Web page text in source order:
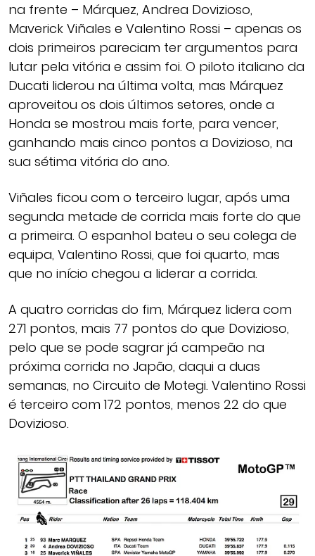
na frente – Márquez, Andrea Dovizioso,
Maverick Viñales e Valentino Rossi – apenas os
dois primeiros pareciam ter argumentos para
lutar pela vitória e assim foi. O piloto italiano da
Ducati liderou na última volta, mas Márquez
aproveitou os dois últimos setores, onde a
Honda se mostrou mais forte, para vencer,
ganhando mais cinco pontos a Dovizioso, na
sua sétima vitória do ano.
Viñales ficou com o terceiro lugar, após uma
segunda metade de corrida mais forte do que
a primeira. O espanhol bateu o seu colega de
equipa, Valentino Rossi, que foi quarto, mas
que no início chegou a liderar a corrida.
A quatro corridas do fim, Márquez lidera com
271 pontos, mais 77 pontos do que Dovizioso,
pelo que se pode sagrar já campeão na
próxima corrida no Japão, daqui a duas
semanas, no Circuito de Motegi. Valentino Rossi
é terceiro com 172 pontos, menos 22 do que
Dovizioso.